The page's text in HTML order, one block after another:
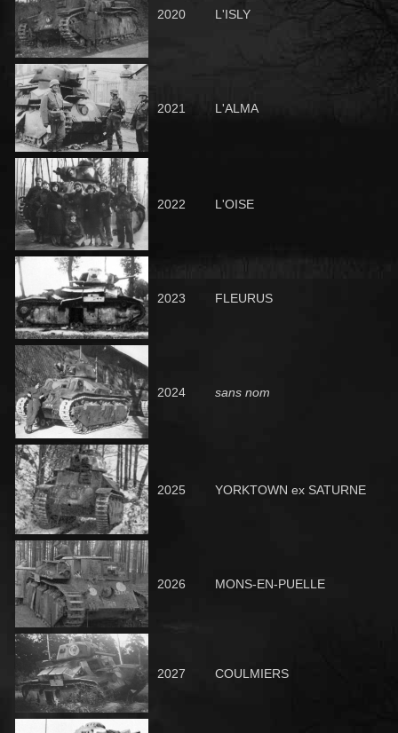
2020 L'ISLY
2021 L'ALMA
2022 L'OISE
2023 FLEURUS
2024 sans nom
2025 YORKTOWN ex SATURNE
2026 MONS-EN-PUELLE
2027 COULMIERS